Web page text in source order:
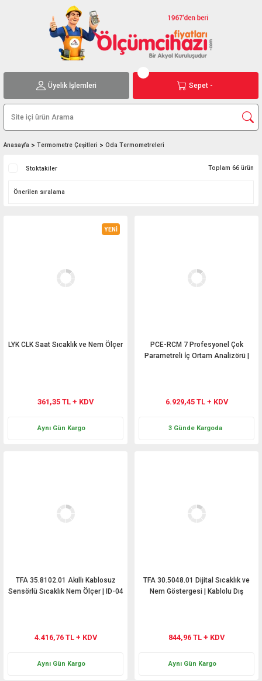
Üyelik İşlemleri Sepet -
Anasayfa Termometre Çeşitleri Oda Termometreleri
Stoktakiler Toplam 66 ürün
YENİ
LYK CLK Saat Sıcaklık ve Nem Ölçer
361,35 TL + KDV
Aynı Gün Kargo
PCE-RCM 7 Profesyonel Çok
Parametreli İç Ortam Analizörü |
6.929,45 TL + KDV
3 Günde Kargoda
TFA 35.8102.01 Akıllı Kablosuz
Sensörlü Sıcaklık Nem Ölçer | ID-04
4.416,76 TL + KDV
Aynı Gün Kargo
TFA 30.5048.01 Dijital Sıcaklık ve
Nem Göstergesi | Kablolu Dış
844,96 TL + KDV
Aynı Gün Kargo